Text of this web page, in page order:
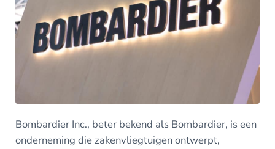
Bombardier Inc., beter bekend als Bombardier, is een
onderneming die zakenvliegtuigen ontwerpt,